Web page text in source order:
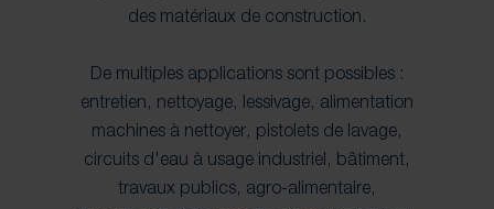
des matériaux de construction.
De multiples applications sont possibles :
entretien, nettoyage, lessivage, alimentation
machines à nettoyer, pistolets de lavage,
circuits d'eau à usage industriel, bâtiment,
travaux publics, agro-alimentaire,